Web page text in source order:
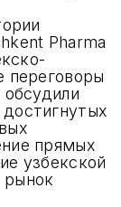
Pharma
переговоры
прямых
узбекской
рынок